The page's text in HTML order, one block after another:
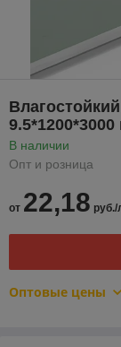
В наличии
Опт и розница
от 22,18 руб./
Оптовые цены